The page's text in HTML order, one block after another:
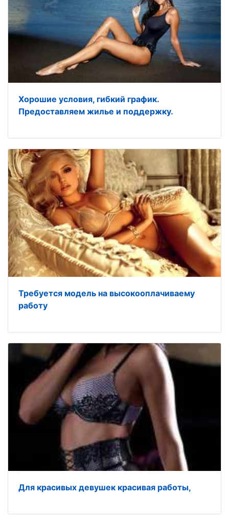
Хорошие условия, гибкий график.
Предоставляем жилье и поддержку.
Требуется модель на высокооплачиваему
работу
Для красивых девушек красивая работы,